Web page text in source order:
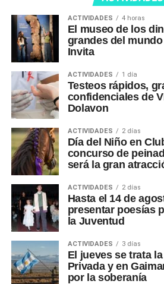
ACTIVIDADES 4 horas
El museo de los
grandes del
Invita
ACTIVIDADES 1 día
Testeos rápidos,
confidenciales de
Dolavon
ACTIVIDADES 2 días
Día del Niño en
concurso de
será la gran
ACTIVIDADES 2 días
Hasta el 14 de
presentar poesías
la Juventud
ACTIVIDADES 3 días
El jueves se trata
Privada y en
por la soberanía